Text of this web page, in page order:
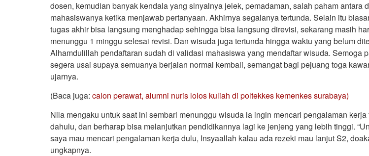
dosen, kemudian banyak kendala yang sinyalnya jelek, pemadaman, salah paham antara
mahasiswanya ketika menjawab pertanyaan. Akhirnya segalanya tertunda. Selain itu
tugas akhir bisa langsung menghadap sehingga bisa langsung direvisi, sekarang masih
menunggu 1 minggu selesai revisi. Dan wisuda juga tertunda hingga waktu yang belum
Alhamdulillah pendaftaran sudah di validasi mahasiswa yang mendaftar wisuda. Semoga
segera usai supaya semuanya berjalan normal kembali, semangat bagi pejuang toga
ujarnya.
(Baca juga: calon perawat, alumni nuris lolos kuliah di poltekkes kemenkes surabaya)
Nila mengaku untuk saat ini sembari menunggu wisuda ia ingin mencari pengalaman kerja
dahulu, dan berharap bisa melanjutkan pendidikannya lagi ke jenjeng yang lebih tinggi.
saya mau mencari pengalaman kerja dulu, Insyaallah kalau ada rezeki mau lanjut S2,
ungkapnya.